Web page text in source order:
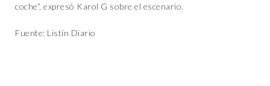
coche”, expresó Karol G sobre el escenario.
Fuente: Listín Diario